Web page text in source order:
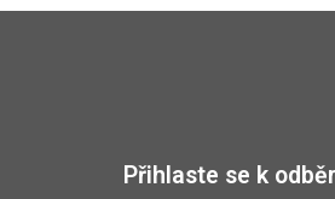
Přihlaste se k